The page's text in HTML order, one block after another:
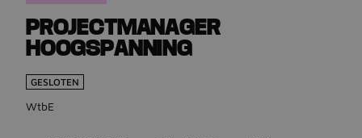
PROJECTMANAGER
HOOGSPANNING
GESLOTEN
WtbE